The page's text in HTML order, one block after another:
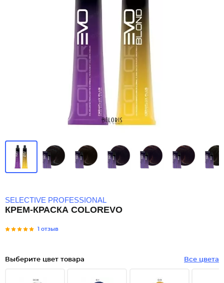
SELECTIVE PROFESSIONAL
КРЕМ-КРАСКА COLOREVO
1 отзыв
Выберите цвет товара Все цвета